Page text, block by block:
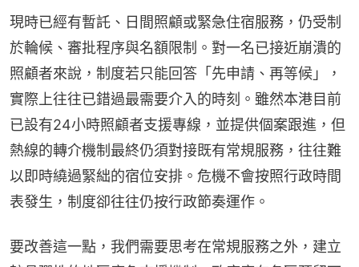
現時已經有暫託、日間照顧或緊急住宿服務，仍受制
於輪候、審批程序與名額限制。對一名已接近崩潰的
照顧者來說，制度若只能回答「先申請、再等候」，
實際上往往已錯過最需要介入的時刻。雖然本港目前
已設有24小時照顧者支援專線，並提供個案跟進，但
熱線的轉介機制最終仍須對接既有常規服務，往往難
以即時繞過緊絀的宿位安排。危機不會按照行政時間
表發生，制度卻往往仍按行政節奏運作。
要改善這一點，我們需要思考在常規服務之外，建立